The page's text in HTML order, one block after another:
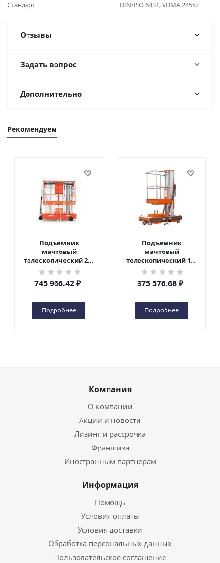
Стандарт
DIN/ISO 6431, VDMA 24562
Отзывы
Задать вопрос
Дополнительно
Рекомендуем
Подъемник
мачтовый
телескопический 200
кг 10 м TOR GTWY10-
200S DC 2-мачтовый
(автономный) (N) в
745 966.42₽
Подробнее
Подъемник
мачтовый
телескопический 125
кг 6 м TOR GTWY6-100
DC 1-мачтовый
(автономный) (G) в
375 576.68₽
Подробнее
Компания
О компании
Акции и новости
Лизинг и рассрочка
Франшиза
Иностранным партнерам
Информация
Помощь
Условия оплаты
Условия доставки
Обработка персональных данных
Пользовательское соглашение